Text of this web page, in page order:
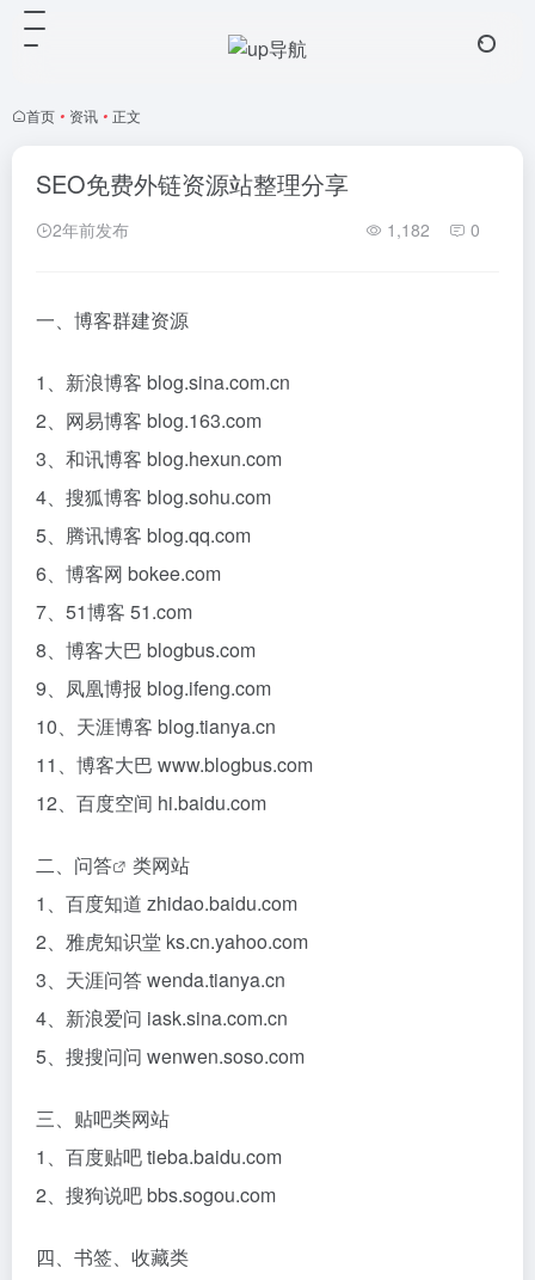
首页 • 资讯 • 正文
SEO免费外链资源站整理分享
2年前发布 1,182 0
一、博客群建资源
1、新浪博客 blog.sina.com.cn
2、网易博客 blog.163.com
3、和讯博客 blog.hexun.com
4、搜狐博客 blog.sohu.com
5、腾讯博客 blog.qq.com
6、博客网 bokee.com
7、51博客 51.com
8、博客大巴 blogbus.com
9、凤凰博报 blog.ifeng.com
10、天涯博客 blog.tianya.cn
11、博客大巴 www.blogbus.com
12、百度空间 hi.baidu.com
二、 问答
类网站
1、百度知道 zhidao.baidu.com
2、雅虎知识堂 ks.cn.yahoo.com
3、天涯问答 wenda.tianya.cn
4、新浪爱问 iask.sina.com.cn
5、搜搜问问 wenwen.soso.com
三、贴吧类网站
1、百度贴吧 tieba.baidu.com
2、搜狗说吧 bbs.sogou.com
四、书签、收藏类